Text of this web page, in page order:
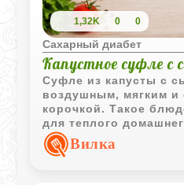
1,32K 0 0
Сахарный диабет
Капустное суфле с
Суфле из капусты с
воздушным, мягким и
корочкой. Такое
для теплого
овощного гарнира.
Вилка